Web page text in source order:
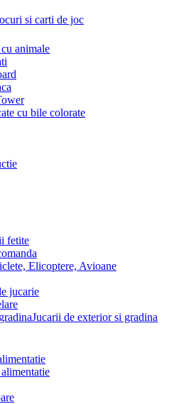
si carti de joc
animale
cu bile colorate
fetite
Elicoptere, Avioane
jucarie
Jucarii de exterior si gradina